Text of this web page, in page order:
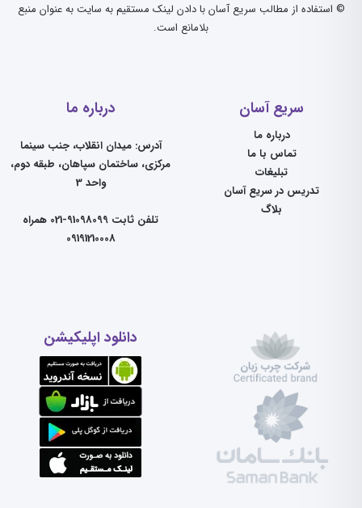
© استفاده از مطالب سریع آسان با دادن لینک مستقیم به سایت به عنوان منبع
بلامانع است.
سریع آسان
درباره ما
تماس با ما
تبلیغات
تدریس در سریع آسان
بلاگ
درباره ما
آدرس: میدان انقلاب، جنب سینما
مرکزی، ساختمان سپاهان، طبقه دوم،
واحد 3
تلفن ثابت 91098099-021 همراه
09191210008
دانلود اپلیکیشن